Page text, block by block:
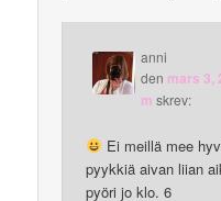
anni
den mars 3,
m skrev:
Ei meillä mee
pyykkiä aivan liian
pyöri jo klo. 6